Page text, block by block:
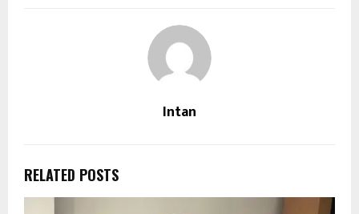
Intan
RELATED POSTS